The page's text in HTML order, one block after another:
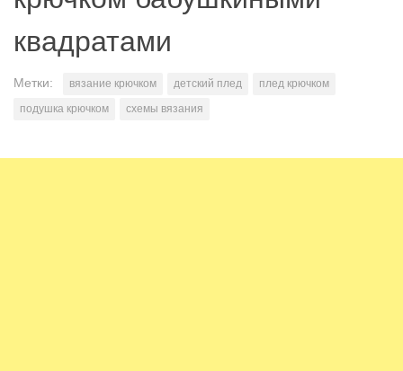
квадратами
Метки: вязание крючком детский плед
плед крючком
подушка крючком
схемы вязания